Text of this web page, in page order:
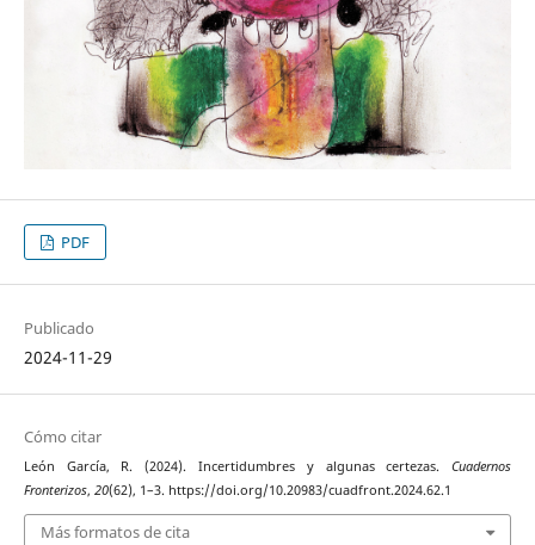
PDF
Publicado
2024-11-29
Cómo citar
León García, R. (2024). Incertidumbres y algunas certezas.Cuadernos
Fronterizos, 20(62), 1–3. https://doi.org/10.20983/cuadfront.2024.62.1
Más formatos de cita